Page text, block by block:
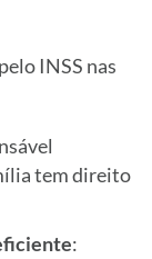
INSS nas
tem direito
: